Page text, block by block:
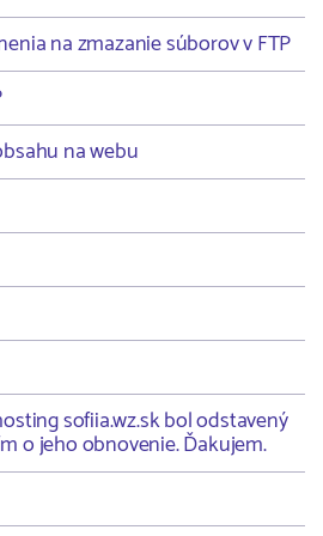
na zmazanie súborov v FTP
na webu
sofiia.wz.sk bol odstavený
o jeho obnovenie. Ďakujem.